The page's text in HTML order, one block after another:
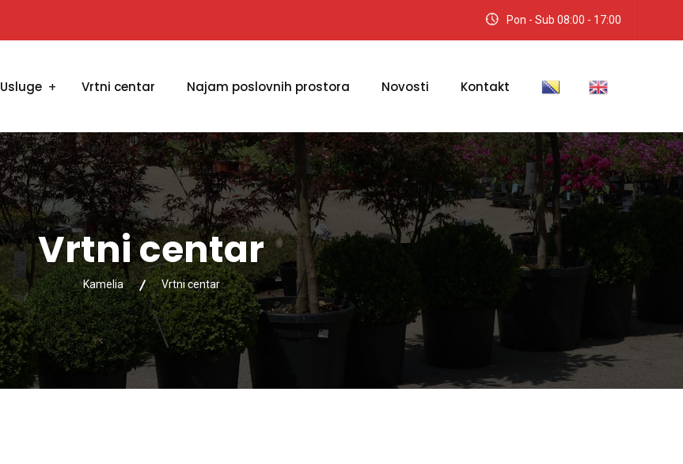
Pon - Sub 08:00 - 17:00
Usluge Vrtni centar Najam poslovnih prostora Novosti Kontakt
Vrtni centar
Kamelia Vrtni centar